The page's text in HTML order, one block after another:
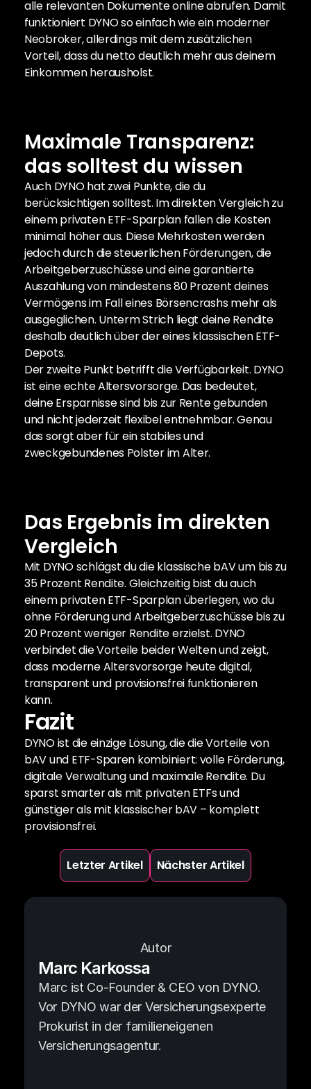
alle relevanten Dokumente online abrufen. Damit
funktioniert DYNO so einfach wie ein moderner
Neobroker, allerdings mit dem zusätzlichen
Vorteil, dass du netto deutlich mehr aus deinem
Einkommen herausholst.
Maximale Transparenz:
das solltest du wissen
Auch DYNO hat zwei Punkte, die du
berücksichtigen solltest. Im direkten Vergleich zu
einem privaten ETF-Sparplan fallen die Kosten
minimal höher aus. Diese Mehrkosten werden
jedoch durch die steuerlichen Förderungen, die
Arbeitgeberzuschüsse und eine garantierte
Auszahlung von mindestens 80 Prozent deines
Vermögens im Fall eines Börsencrashs mehr als
ausgeglichen. Unterm Strich liegt deine Rendite
deshalb deutlich über der eines klassischen ETF-
Depots.
Der zweite Punkt betrifft die Verfügbarkeit. DYNO
ist eine echte Altersvorsorge. Das bedeutet,
deine Ersparnisse sind bis zur Rente gebunden
und nicht jederzeit flexibel entnehmbar. Genau
das sorgt aber für ein stabiles und
zweckgebundenes Polster im Alter.
Das Ergebnis im direkten
Vergleich
Mit DYNO schlägst du die klassische bAV um bis zu
35 Prozent Rendite. Gleichzeitig bist du auch
einem privaten ETF-Sparplan überlegen, wo du
ohne Förderung und Arbeitgeberzuschüsse bis zu
20 Prozent weniger Rendite erzielst. DYNO
verbindet die Vorteile beider Welten und zeigt,
dass moderne Altersvorsorge heute digital,
transparent und provisionsfrei funktionieren
kann.
Fazit
DYNO ist die einzige Lösung, die die Vorteile von
bAV und ETF-Sparen kombiniert: volle Förderung,
digitale Verwaltung und maximale Rendite. Du
sparst smarter als mit privaten ETFs und
günstiger als mit klassischer bAV – komplett
provisionsfrei.
Letzter Artikel Nächster Artikel
Autor
Marc Karkossa
Marc ist Co-Founder & CEO von DYNO.
Vor DYNO war der Versicherungsexperte
Prokurist in der familieneigenen
Versicherungsagentur.